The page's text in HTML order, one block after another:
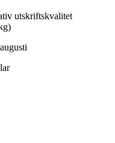
utskriftskvalitet